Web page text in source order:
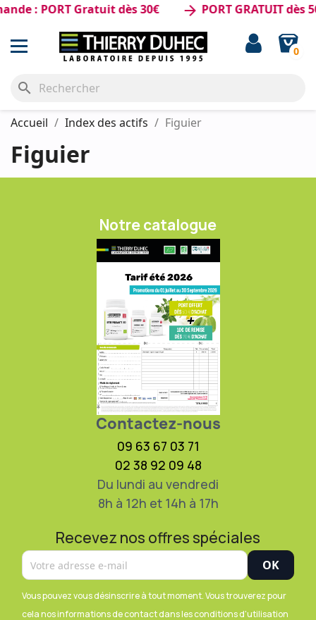
: PORT Gratuit dès 30€ arrow_forwardPORT GRATUIT dès
0
search
Accueil Index des actifs Figuier
Figuier
Notre catalogue
Contactez-nous
09 63 67 03 71
02 38 92 09 48
Du lundi au vendredi
8h à 12h et 14h à 17h
Recevez nos offres spéciales
Vous pouvez vous désinscrire à tout moment. Vous trouverez pour
cela nos informations de contact dans les conditions d'utilisation